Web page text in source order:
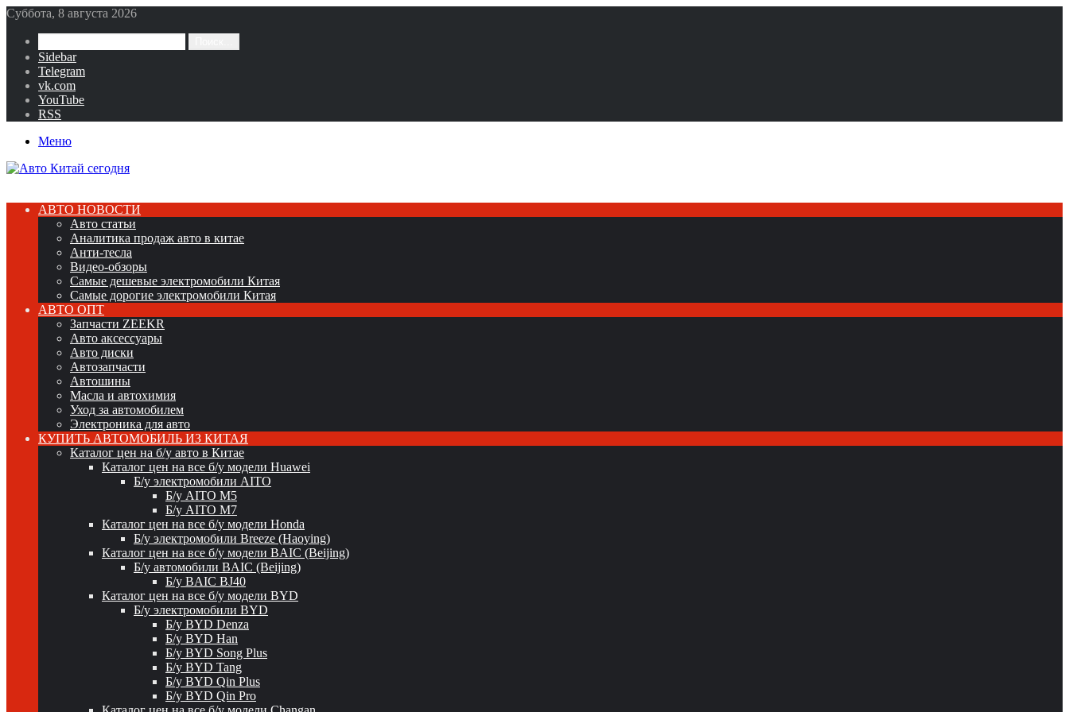
Суббота, 8 августа 2026
Sidebar
Telegram
vk.com
YouTube
RSS
Меню
АВТО НОВОСТИ
Авто статьи
Аналитика продаж авто в китае
Анти-тесла
Видео-обзоры
Самые дешевые электромобили Китая
Самые дорогие электромобили Китая
АВТО ОПТ
Запчасти ZEEKR
Авто аксессуары
Авто диски
Автозапчасти
Автошины
Масла и автохимия
Уход за автомобилем
Электроника для авто
КУПИТЬ АВТОМОБИЛЬ ИЗ КИТАЯ
Каталог цен на б/у авто в Китае
Каталог цен на все б/у модели Huawei
Б/у электромобили AITO
Б/у AITO M5
Б/у AITO M7
Каталог цен на все б/у модели Honda
Б/у электромобили Breeze (Haoying)
Каталог цен на все б/у модели BAIC (Beijing)
Б/у автомобили BAIC (Beijing)
Б/у BAIC BJ40
Каталог цен на все б/у модели BYD
Б/у электромобили BYD
Б/у BYD Denza
Б/у BYD Han
Б/у BYD Song Plus
Б/у BYD Tang
Б/у BYD Qin Plus
Б/у BYD Qin Pro